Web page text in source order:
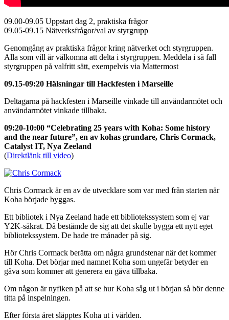
09.00-09.05 Uppstart dag 2, praktiska frågor
09.05-09.15 Nätverksfrågor/val av styrgrupp
Genomgång av praktiska frågor kring nätverket och styrgruppen.
Alla som vill är välkomna att delta i styrgruppen. Meddela i så fall
styrgruppen på valfritt sätt, exempelvis via Mattermost
09.15-09:20 Hälsningar till Hackfesten i Marseille
Deltagarna på hackfesten i Marseille vinkade till användarmötet och
användarmötet vinkade tillbaka.
09:20-10:00 “Celebrating 25 years with Koha: Some history
and the near future”, en av kohas grundare, Chris Cormack,
Catalyst IT, Nya Zeeland
(Direktlänk till video)
Chris Cormack är en av de utvecklare som var med från starten när
Koha började byggas.
Ett bibliotek i Nya Zeeland hade ett bibliotekssystem som ej var
Y2K-säkrat. Då bestämde de sig att det skulle bygga ett nytt eget
bibliotekssystem. De hade tre månader på sig.
Hör Chris Cormack berätta om några grundstenar när det kommer
till Koha. Det börjar med namnet Koha som ungefär betyder en
gåva som kommer att generera en gåva tillbaka.
Om någon är nyfiken på att se hur Koha såg ut i början så bör denne
titta på inspelningen.
Efter första året släpptes Koha ut i världen.